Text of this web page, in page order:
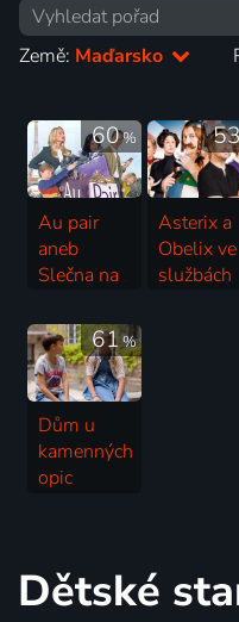
Země: Maďarsko
60%
Au pair
aneb
Slečna na
1999 | USA, Maďarsko | Komedie, Rodinný, Romantický
Asterix a
Obelix ve
službách
61%
Dům u
kamenných
opic
Dětské